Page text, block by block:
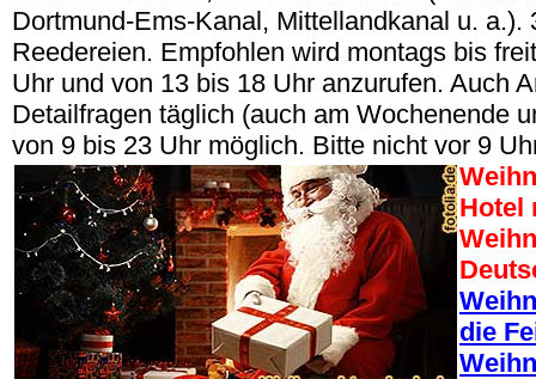
Dortmund-Ems-Kanal, Mittellandkanal u. a.).
Reedereien. Empfohlen wird montags bis
Uhr und von 13 bis 18 Uhr anzurufen. Auch
Detailfragen täglich (auch am Wochenende
von 9 bis 23 Uhr möglich. Bitte nicht vor 9
Hotel
die